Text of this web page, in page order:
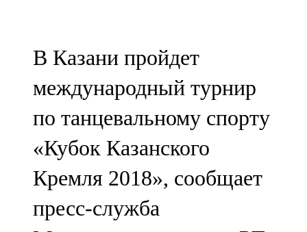
102,1 FM
Мамадыш
106,2 FM
Минзәлә
107,3 FM
Мөслим
В Казани пройдет
международный турнир
по танцевальному спорту
«Кубок Казанского
Кремля 2018», сообщает
пресс-служба